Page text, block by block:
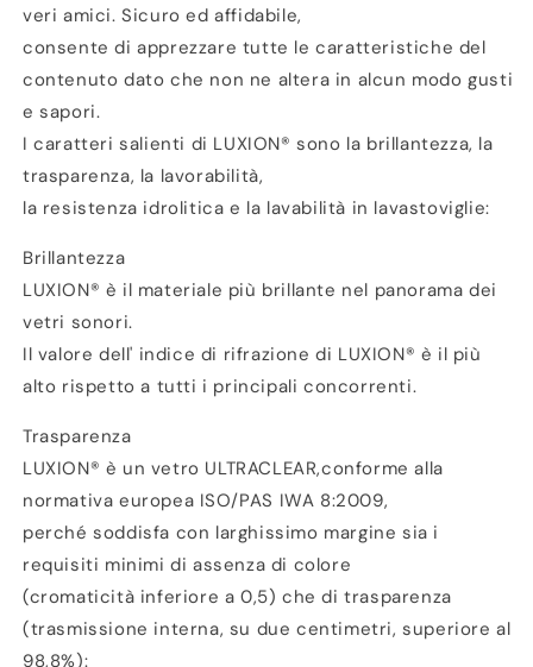
veri amici. Sicuro ed affidabile,
consente di apprezzare tutte le caratteristiche del
contenuto dato che non ne altera in alcun modo gusti
e sapori.
I caratteri salienti di LUXION® sono la brillantezza, la
trasparenza, la lavorabilità,
la resistenza idrolitica e la lavabilità in lavastoviglie:
Brillantezza
LUXION® è il materiale più brillante nel panorama dei
vetri sonori.
Il valore dell' indice di rifrazione di LUXION® è il più
alto rispetto a tutti i principali concorrenti.
Trasparenza
LUXION® è un vetro ULTRACLEAR,conforme alla
normativa europea ISO/PAS IWA 8:2009,
perché soddisfa con larghissimo margine sia i
requisiti minimi di assenza di colore
(cromaticità inferiore a 0,5) che di trasparenza
(trasmissione interna, su due centimetri, superiore al
98,8%):